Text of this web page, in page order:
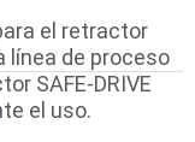
el retractor
línea de proceso
SAFE-DRIVE
el uso.